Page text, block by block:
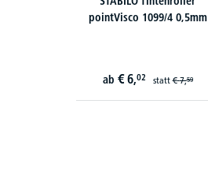
pointVisco 1099/4 0,5mm
ab € 6,02 statt€ 7,59